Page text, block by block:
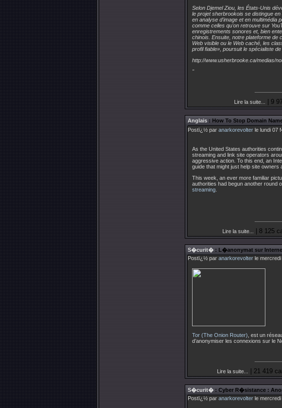
Selon Djemel Ziou, les États-Unis
le projet sherbrookois se distingue
en analyse d'image et en multimédia
comme celles qu'on retrouve sur
enregistrements sonores et, bien
chinois. Ensuite, notre plateforme de
Web visible ou le Web caché, les
profil fiable», poursuit le spécialiste
http://www.usherbrooke.ca/medias/
"
Lire la suite... | 9
Anglais : How To Stop Domain
Postï¿½ par anarkorevolter le lundi 07
As the United States authorities
streaming and link site operators
aggressive action. To this end, an
guide that might just help site owners
This week, an ever more familiar
authorities had begun another round
streaming
Lire la suite... | 8 125
S�curit� : L�anonymat sur
Postï¿½ par anarkorevolter le
Tor (The Onion Router) , est un
d’anonymiser les connexions sur le
Lire la suite... | 21 419
S�curit� : Cyber R�sistance :
Postï¿½ par anarkorevolter le